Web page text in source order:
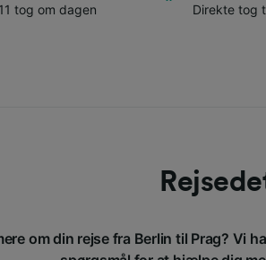
11 tog om dagen
Direkte tog
om din rejse fra Berlin til Prag? Vi